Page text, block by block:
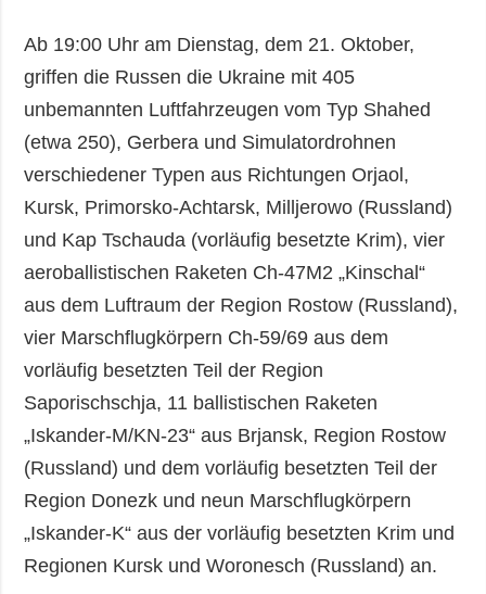
Ab 19:00 Uhr am Dienstag, dem 21. Oktober,
griffen die Russen die Ukraine mit 405
unbemannten Luftfahrzeugen vom Typ Shahed
(etwa 250), Gerbera und Simulatordrohnen
verschiedener Typen aus Richtungen Orjaol,
Kursk, Primorsko-Achtarsk, Milljerowo (Russland)
und Kap Tschauda (vorläufig besetzte Krim), vier
aeroballistischen Raketen Ch-47M2 „Kinschal“
aus dem Luftraum der Region Rostow (Russland),
vier Marschflugkörpern Ch-59/69 aus dem
vorläufig besetzten Teil der Region
Saporischschja, 11 ballistischen Raketen
„Iskander-M/KN-23“ aus Brjansk, Region Rostow
(Russland) und dem vorläufig besetzten Teil der
Region Donezk und neun Marschflugkörpern
„Iskander-K“ aus der vorläufig besetzten Krim und
Regionen Kursk und Woronesch (Russland) an.